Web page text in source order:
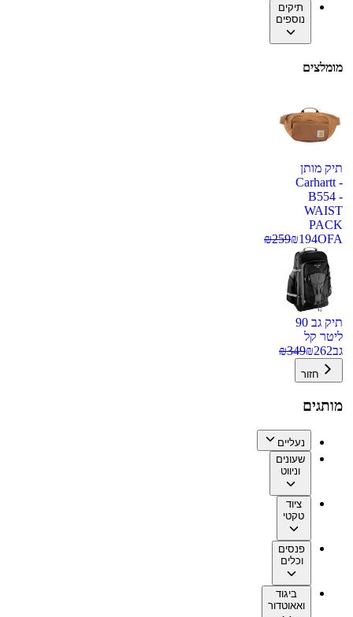
תיקים
נוספים
מומלצים
תיק מותן
Carhartt -
B554 -
WAIST
PACK
OFA
₪194
₪259
תיק גב 90
ליטר קל
גב
₪262
₪349
חזור
מותגים
נעליים
שעונים
וניווט
ציוד
טקטי
פנסים
וכלים
ביגוד
ואאוטדור